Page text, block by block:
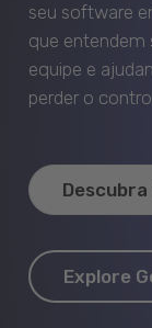
seu software
que entendem
equipe e
perder o
Explore